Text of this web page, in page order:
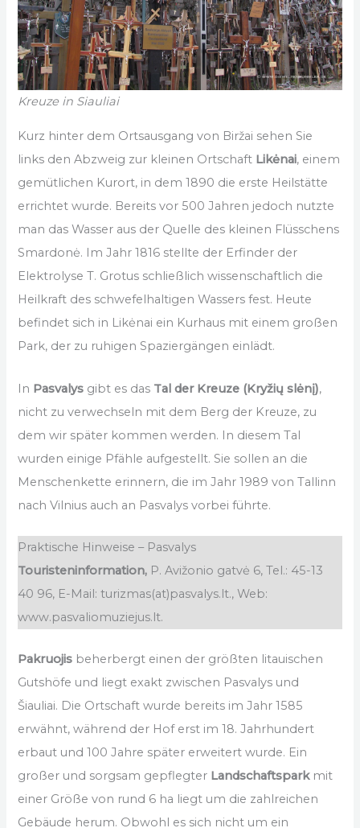
Kreuze in Siauliai
Kurz hinter dem Ortsausgang von Biržai sehen Sie
links den Abzweig zur kleinen Ortschaft Likėnai, einem
gemütlichen Kurort, in dem 1890 die erste Heilstätte
errichtet wurde. Bereits vor 500 Jahren jedoch nutzte
man das Wasser aus der Quelle des kleinen Flüsschens
Smardonė. Im Jahr 1816 stellte der Erfinder der
Elektrolyse T. Grotus schließlich wissenschaftlich die
Heilkraft des schwefelhaltigen Wassers fest. Heute
befindet sich in Likėnai ein Kurhaus mit einem großen
Park, der zu ruhigen Spaziergängen einlädt.
In Pasvalys gibt es das Tal der Kreuze (Kryžių slėnį),
nicht zu verwechseln mit dem Berg der Kreuze, zu
dem wir später kommen werden. In diesem Tal
wurden einige Pfähle aufgestellt. Sie sollen an die
Menschenkette erinnern, die im Jahr 1989 von Tallinn
nach Vilnius auch an Pasvalys vorbei führte.
Praktische Hinweise – Pasvalys
Touristeninformation, P. Avižonio gatvė 6, Tel.: 45-13
40 96, E-Mail: turizmas(at)pasvalys.lt., Web:
www.pasvaliomuziejus.lt.
Pakruojis beherbergt einen der größten litauischen
Gutshöfe und liegt exakt zwischen Pasvalys und
Šiauliai. Die Ortschaft wurde bereits im Jahr 1585
erwähnt, während der Hof erst im 18. Jahrhundert
erbaut und 100 Jahre später erweitert wurde. Ein
großer und sorgsam gepflegter Landschaftsparkmit
einer Größe von rund 6 ha liegt um die zahlreichen
Gebäude herum. Obwohl es sich nicht um ein